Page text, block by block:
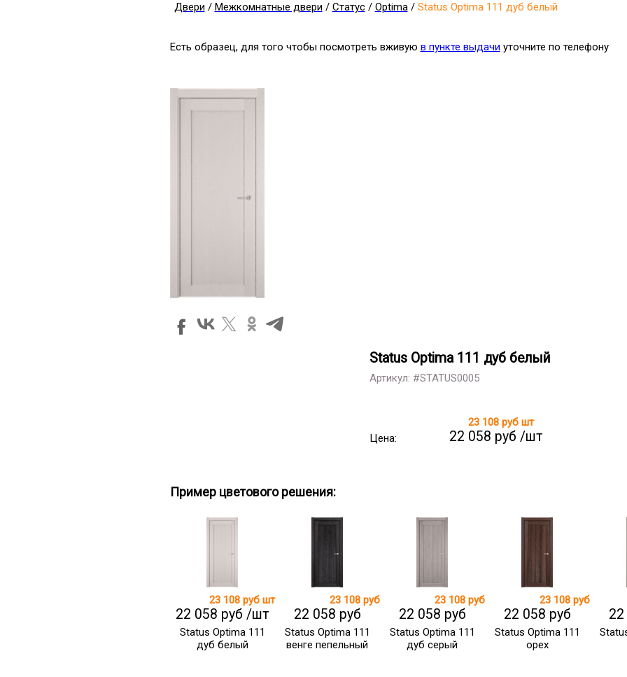
Двери / Межкомнатные двери / Статус / Optima / Status Optima 111 дуб белый
Есть образец, для того чтобы посмотреть вживую в пункте выдачи уточните по телефону
Status Optima 111 дуб белый
Артикул: #STATUS0005
Цена:
23 108 руб шт
22 058 руб /шт
Пример цветового решения:
23 108 руб шт
22 058 руб /шт
Status Optima 111
дуб белый
23 108 руб
22 058 руб
Status Optima 111
венге пепельный
23 108 руб
22 058 руб
Status Optima 111
дуб серый
23 108 руб
22 058 руб
Status Optima 111
орех